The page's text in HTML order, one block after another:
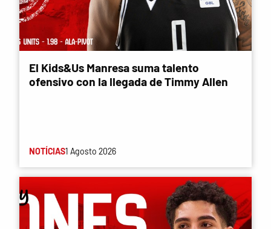
El Kids&Us Manresa suma talento
ofensivo con la llegada de Timmy Allen
NOTÍCIAS1 Agosto 2026